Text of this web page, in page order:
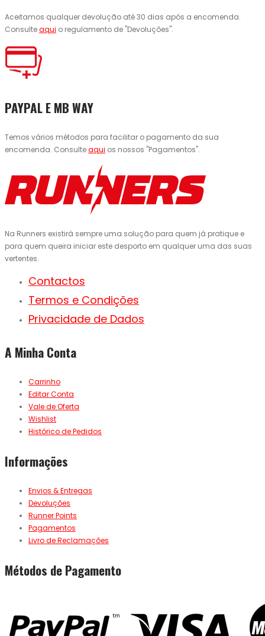
Aceitamos qualquer devolução até 30 dias após a encomenda.
Consulteaqui o regulamento de "Devoluções".
PAYPAL E MB WAY
Temos vários métodos para facilitar o pagamento da sua
encomenda. Consulteaqui os nossos "Pagamentos".
Na Runners existirá sempre uma solução para quem já pratique e
para quem queira iniciar este desporto em qualquer uma das suas
vertentes.
Contactos
Termos e Condições
Privacidade de Dados
A Minha Conta
Carrinho
Editar Conta
Vale de Oferta
Wishlist
Histórico de Pedidos
Informações
Envios & Entregas
Devoluções
Runner Points
Pagamentos
Livro de Reclamações
Métodos de Pagamento